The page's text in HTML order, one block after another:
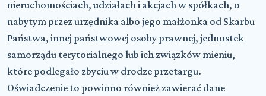
nieruchomościach, udziałach i akcjach w spółkach, o
nabytym przez urzędnika albo jego małżonka od Skarbu
Państwa, innej państwowej osoby prawnej, jednostek
samorządu terytorialnego lub ich związków mieniu,
które podlegało zbyciu w drodze przetargu.
Oświadczenie to powinno również zawierać dane